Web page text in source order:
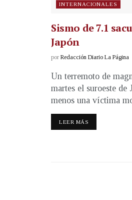
INTERNACIONALES
Sismo de 7.1
Japón
por Redacción Diario La Página
Un terremoto de
martes el suroeste de
menos una víctima
LEER MÁS